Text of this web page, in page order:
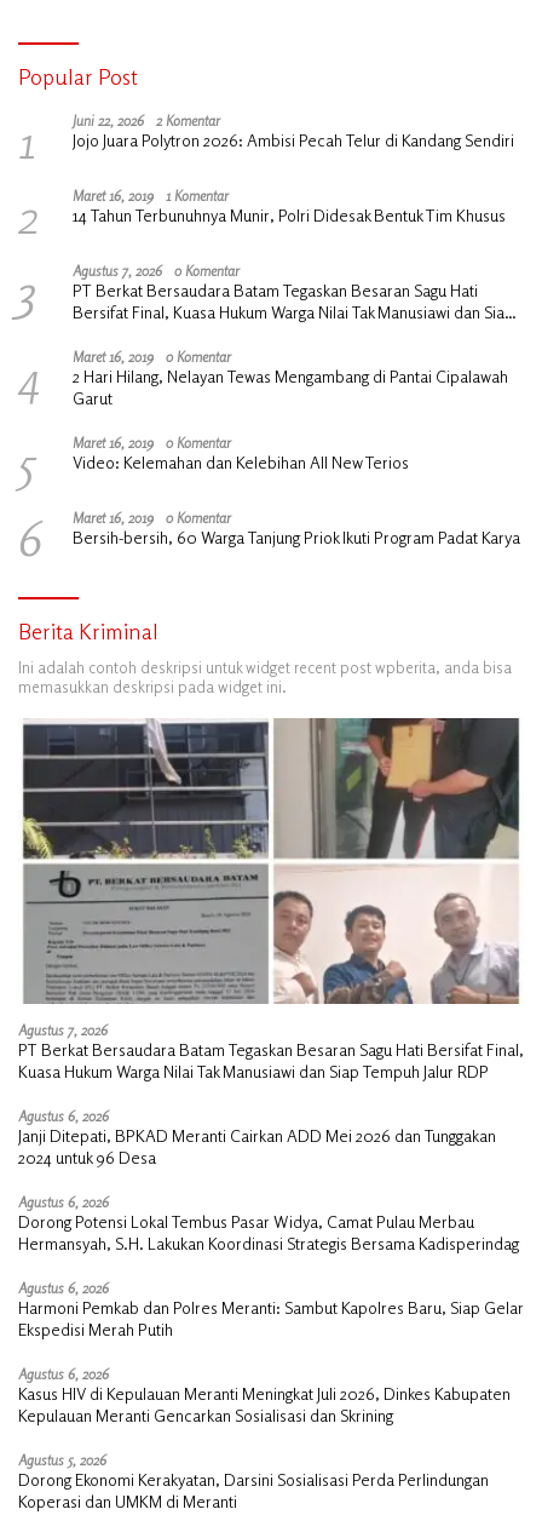
Popular Post
1 Juni 22, 2026 2 Komentar
Jojo Juara Polytron 2026: Ambisi Pecah Telur di Kandang Sendiri
2 Maret 16, 2019 1 Komentar
14 Tahun Terbunuhnya Munir, Polri Didesak Bentuk Tim Khusus
3 Agustus 7, 2026 0 Komentar
PT Berkat Bersaudara Batam Tegaskan Besaran Sagu Hati
Bersifat Final, Kuasa Hukum Warga Nilai Tak Manusiawi dan Siap
4 Maret 16, 2019 0 Komentar
2 Hari Hilang, Nelayan Tewas Mengambang di Pantai Cipalawah
Garut
5 Maret 16, 2019 0 Komentar
Video: Kelemahan dan Kelebihan All New Terios
6 Maret 16, 2019 0 Komentar
Bersih-bersih, 60 Warga Tanjung Priok Ikuti Program Padat Karya
Berita Kriminal
Ini adalah contoh deskripsi untuk widget recent post wpberita, anda bisa
memasukkan deskripsi pada widget ini.
Agustus 7, 2026
PT Berkat Bersaudara Batam Tegaskan Besaran Sagu Hati Bersifat Final,
Kuasa Hukum Warga Nilai Tak Manusiawi dan Siap Tempuh Jalur RDP
Agustus 6, 2026
Janji Ditepati, BPKAD Meranti Cairkan ADD Mei 2026 dan Tunggakan
2024 untuk 96 Desa
Agustus 6, 2026
Dorong Potensi Lokal Tembus Pasar Widya, Camat Pulau Merbau
Hermansyah, S.H. Lakukan Koordinasi Strategis Bersama Kadisperindag
Agustus 6, 2026
Harmoni Pemkab dan Polres Meranti: Sambut Kapolres Baru, Siap Gelar
Ekspedisi Merah Putih
Agustus 6, 2026
Kasus HIV di Kepulauan Meranti Meningkat Juli 2026, Dinkes Kabupaten
Kepulauan Meranti Gencarkan Sosialisasi dan Skrining
Agustus 5, 2026
Dorong Ekonomi Kerakyatan, Darsini Sosialisasi Perda Perlindungan
Koperasi dan UMKM di Meranti